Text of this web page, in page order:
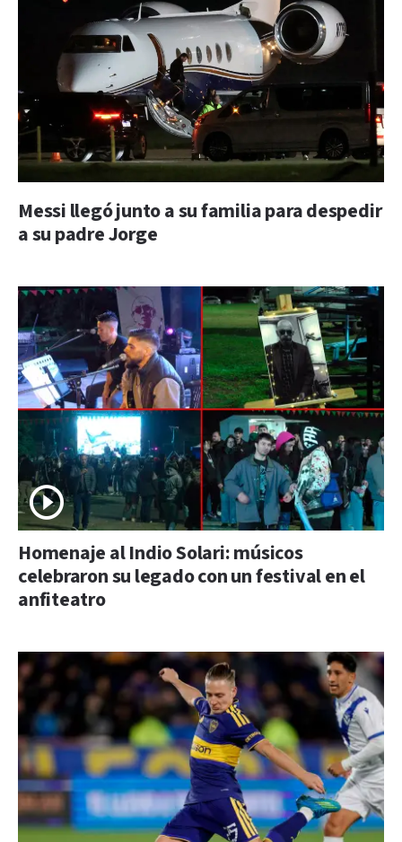
Messi llegó junto a su familia para despedir
a su padre Jorge
Homenaje al Indio Solari: músicos
celebraron su legado con un festival en el
anfiteatro